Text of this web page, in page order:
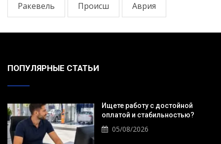
Ракевель Происш Аврия
ПОПУЛЯРНЫЕ СТАТЬИ
Ищете работу с достойной
оплатой и стабильностью?
05/08/2026